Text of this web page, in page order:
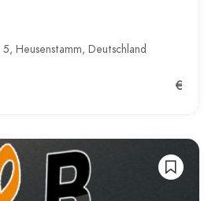
Heusenstamm, Deutschland
€